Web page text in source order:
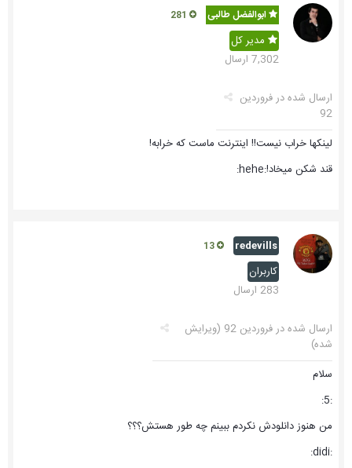
ابوالفضل طالبی
مدیر کل
7,302 ارسال
ارسال شده درفروردین
92
لینکها خراب نیست!! اینترنت ماست که خرابه!
قند شکن میخاد!:hehe:
redevills
کاربران
283 ارسال
ارسال شده درفروردین 92
(ویرایش
شده)
سلام
:5:
من هنوز دانلودش نکردم ببینم چه طور هستش؟؟؟
:didi: